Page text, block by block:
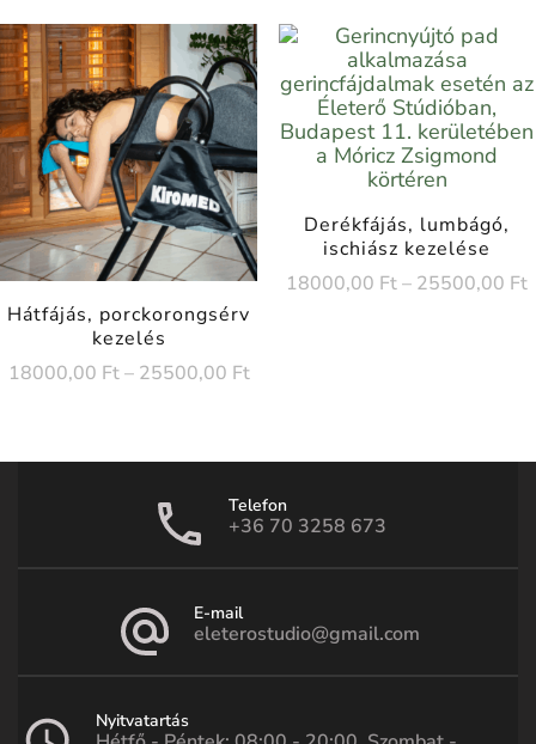
Hátfájás, porckorongsérv
kezelés
18000,00 Ft – 25500,00 Ft
Derékfájás, lumbágó,
ischiász kezelése
18000,00 Ft – 25500,00 Ft
Telefon
+36 70 3258 673
E-mail
eleterostudio@gmail.com
Nyitvatartás